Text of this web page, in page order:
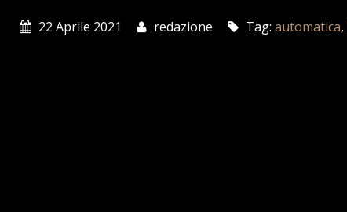
22 Aprile 2021 redazione Tag:automatica,